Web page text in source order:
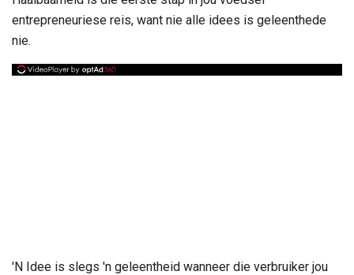
entrepreneuriese reis, want nie alle idees is geleenthede
nie.
'N Idee is slegs 'n geleentheid wanneer die verbruiker jou